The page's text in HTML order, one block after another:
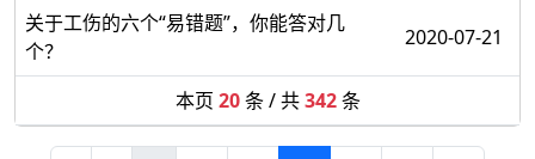
关于工伤的六个“易错题”，你能答对几
个？
2020-07-21
本页 20条 / 共342条